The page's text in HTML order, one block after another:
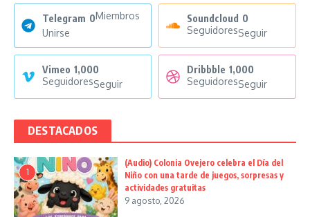
Telegram 0Miembros
Unirse
Soundcloud 0
SeguidoresSeguir
Vimeo 1,000
SeguidoresSeguir
Dribbble 1,000
SeguidoresSeguir
DESTACADOS
1
(Audio) Colonia Ovejero celebra el Día del
Niño con una tarde de juegos, sorpresas y
actividades gratuitas
9 agosto, 2026